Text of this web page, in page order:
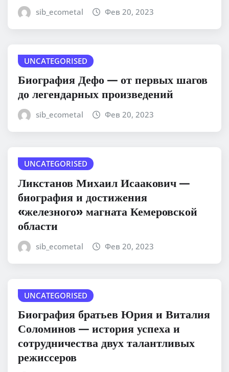
sib_ecometal Фев 20, 2023
UNCATEGORISED
Биография Дефо — от первых шагов
до легендарных произведений
sib_ecometal Фев 20, 2023
UNCATEGORISED
Ликстанов Михаил Исаакович —
биография и достижения
«железного» магната Кемеровской
области
sib_ecometal Фев 20, 2023
UNCATEGORISED
Биография братьев Юрия и Виталия
Соломинов — история успеха и
сотрудничества двух талантливых
режиссеров